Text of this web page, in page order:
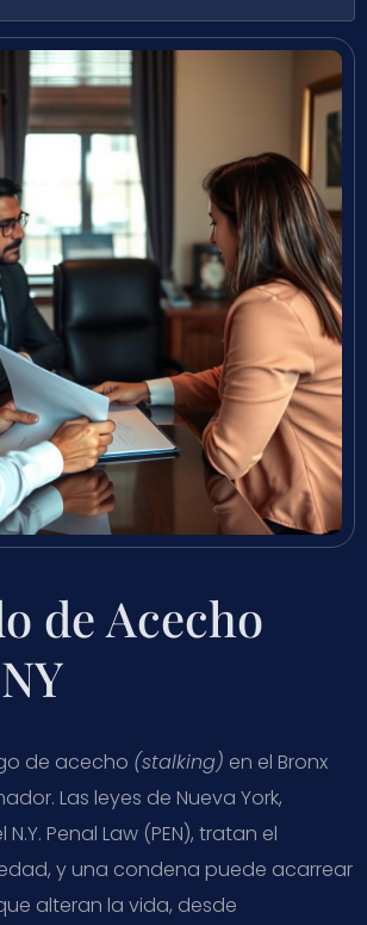
de Acecho
de acecho (stalking) en el Bronx
Las leyes de Nueva York,
Penal Law (PEN), tratan el
y una condena puede acarrear
alteran la vida, desde